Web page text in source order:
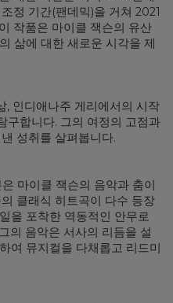
정 기간(팬데믹)을 거쳐 2021
작품은 마이클 잭슨의 유산
삶에 대한 새로운 시각을 제
, 인디애나주 게리에서의 시작
구합니다. 그의 여정의 고점과
성취를 살펴봅니다.
마이클 잭슨의 음악과 춤이
클래식 히트곡이 다수 등장
을 포착한 역동적인 안무로
의 음악은 서사의 리듬을 설
여 뮤지컬을 다채롭고 리드미